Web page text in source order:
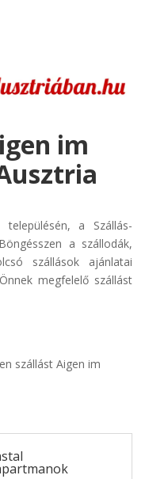
im
a Szállás-
a szállodák,
szállások ajánlatai
megfelelő szállást
szállást Aigen im